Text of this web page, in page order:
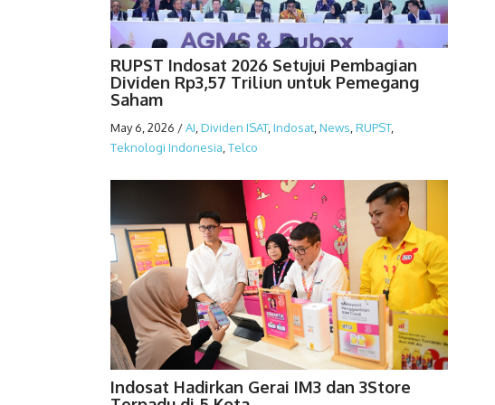
RUPST Indosat 2026 Setujui Pembagian
Dividen Rp3,57 Triliun untuk Pemegang
Saham
May 6, 2026 /AI,Dividen ISAT,Indosat,News,RUPST,
Teknologi Indonesia,Telco
Indosat Hadirkan Gerai IM3 dan 3Store